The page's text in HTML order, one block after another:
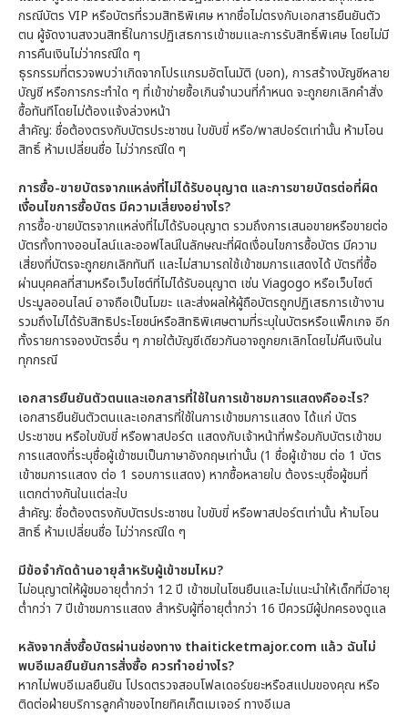
กรณีบัตร VIP หรือบัตรที่รวมสิทธิพิเศษ หากชื่อไม่ตรงกับเอกสารยืนยันตัว
ตน ผู้จัดงานสงวนสิทธิ์ในการปฏิเสธการเข้าชมและการรับสิทธิ์พิเศษ โดยไม่มี
การคืนเงินไม่ว่ากรณีใด ๆ
ธุรกรรมที่ตรวจพบว่าเกิดจากโปรแกรมอัตโนมัติ (บอท), การสร้างบัญชีหลาย
บัญชี หรือการกระทำใด ๆ ที่เข้าข่ายซื้อเกินจำนวนที่กำหนด จะถูกยกเลิกคำสั่ง
ซื้อทันทีโดยไม่ต้องแจ้งล่วงหน้า
สำคัญ: ชื่อต้องตรงกับบัตรประชาชน ใบขับขี่ หรือ/พาสปอร์ตเท่านั้น ห้ามโอน
สิทธิ์ ห้ามเปลี่ยนชื่อ ไม่ว่ากรณีใด ๆ
การซื้อ-ขายบัตรจากแหล่งที่ไม่ได้รับอนุญาต และการขายบัตรต่อที่ผิด
เงื่อนไขการซื้อบัตร มีความเสี่ยงอย่างไร?
การซื้อ-ขายบัตรจากแหล่งที่ไม่ได้รับอนุญาต รวมถึงการเสนอขายหรือขายต่อ
บัตรทั้งทางออนไลน์และออฟไลน์ในลักษณะที่ผิดเงื่อนไขการซื้อบัตร มีความ
เสี่ยงที่บัตรจะถูกยกเลิกทันที และไม่สามารถใช้เข้าชมการแสดงได้ บัตรที่ซื้อ
ผ่านบุคคลที่สามหรือเว็บไซต์ที่ไม่ได้รับอนุญาต เช่น Viagogo หรือเว็บไซต์
ประมูลออนไลน์ อาจถือเป็นโมฆะ และส่งผลให้ผู้ถือบัตรถูกปฏิเสธการเข้างาน
รวมถึงไม่ได้รับสิทธิประโยชน์หรือสิทธิพิเศษตามที่ระบุในบัตรหรือแพ็กเกจ อีก
ทั้งรายการจองบัตรอื่น ๆ ภายใต้บัญชีเดียวกันอาจถูกยกเลิกโดยไม่คืนเงินใน
ทุกกรณี
เอกสารยืนยันตัวตนและเอกสารที่ใช้ในการเข้าชมการแสดงคืออะไร?
เอกสารยืนยันตัวตนและเอกสารที่ใช้ในการเข้าชมการแสดง ได้แก่ บัตร
ประชาชน หรือใบขับขี่ หรือพาสปอร์ต แสดงกับเจ้าหน้าที่พร้อมกับบัตรเข้าชม
การแสดงที่ระบุชื่อผู้เข้าชมเป็นภาษาอังกฤษเท่านั้น (1 ชื่อผู้เข้าชม ต่อ 1 บัตร
เข้าชมการแสดง ต่อ 1 รอบการแสดง) หากซื้อหลายใบ ต้องระบุชื่อผู้ชมที่
แตกต่างกันในแต่ละใบ
สำคัญ: ชื่อต้องตรงกับบัตรประชาชน ใบขับขี่ หรือพาสปอร์ตเท่านั้น ห้ามโอน
สิทธิ์ ห้ามเปลี่ยนชื่อ ไม่ว่ากรณีใด ๆ
มีข้อจำกัดด้านอายุสำหรับผู้เข้าชมไหม?
ไม่อนุญาตให้ผู้ชมอายุต่ำกว่า 12 ปี เข้าชมในโซนยืนและไม่แนะนำให้เด็กที่มีอายุ
ต่ำกว่า 7 ปีเข้าชมการแสดง สำหรับผู้ที่อายุต่ำกว่า 16 ปีควรมีผู้ปกครองดูแล
หลังจากสั่งซื้อบัตรผ่านช่องทาง thaiticketmajor.com แล้ว ฉันไม่
พบอีเมลยืนยันการสั่งซื้อ ควรทำอย่างไร?
หากไม่พบอีเมลยืนยัน โปรดตรวจสอบโฟลเดอร์ขยะหรือสแปมของคุณ หรือ
ติดต่อฝ่ายบริการลูกค้าของไทยทิคเก็ตเมเจอร์ ทางอีเมล